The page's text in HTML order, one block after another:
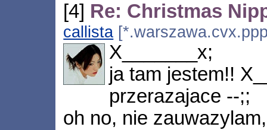
[4] Re: Christmas
callista
X_______x;
ja tam jestem!!
przerazajace --;;
oh no, nie